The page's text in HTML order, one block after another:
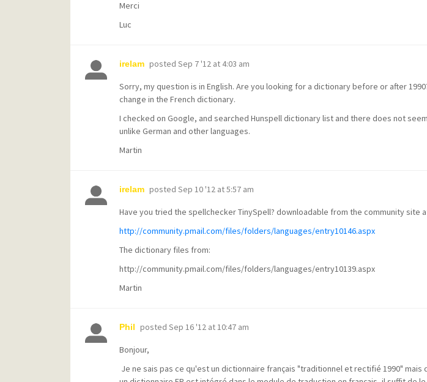
Merci
Luc
irelam posted Sep 7 '12 at 4:03 am
Sorry, my question is in English. Are you looking for a dictionary before or after
change in the French dictionary.
I checked on Google, and searched Hunspell dictionary list and there does not
unlike German and other languages.
Martin
irelam posted Sep 10 '12 at 5:57 am
Have you tried the spellchecker TinySpell? downloadable from the community site
http://community.pmail.com/files/folders/languages/entry10146.aspx
The dictionary files from:
http://community.pmail.com/files/folders/languages/entry10139.aspx
Martin
Phil posted Sep 16 '12 at 10:47 am
Bonjour,
Je ne sais pas ce qu'est un dictionnaire français "traditionnel et rectifié 1990" mais